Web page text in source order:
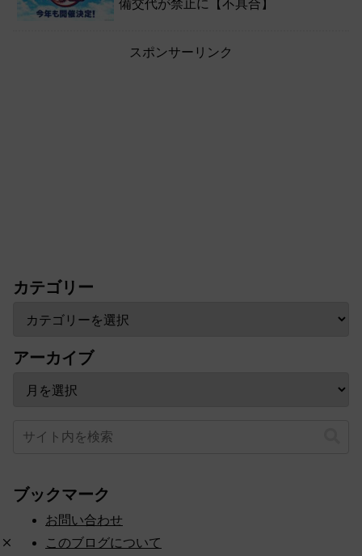
備交代が禁止に【不具合】
スポンサーリンク
カテゴリー
アーカイブ
ブックマーク
お問い合わせ
このブログについて